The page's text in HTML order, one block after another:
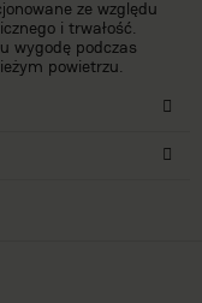
ze względu
i trwałość.
wygodę podczas
powietrzu.